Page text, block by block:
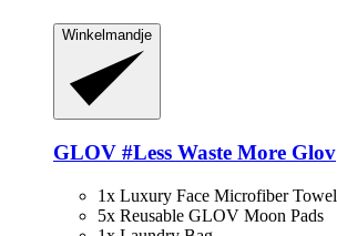
Winkelmandje
GLOV #Less Waste More Glov
1x Luxury Face Microfiber Towel
5x Reusable GLOV Moon Pads